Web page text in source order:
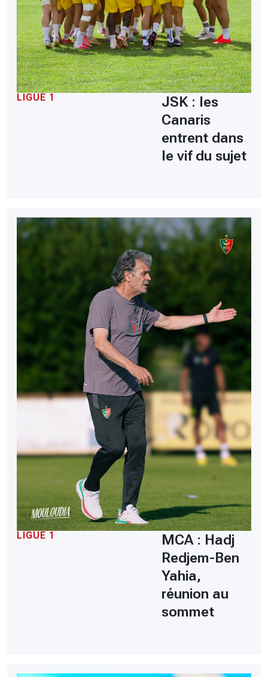
LIGUE 1
JSK : les
Canaris
entrent dans
le vif du sujet
LIGUE 1
MCA : Hadj
Redjem-Ben
Yahia,
réunion au
sommet